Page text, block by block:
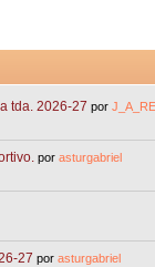
tda. 2026-27 por
porasturgabriel
27 porasturgabriel